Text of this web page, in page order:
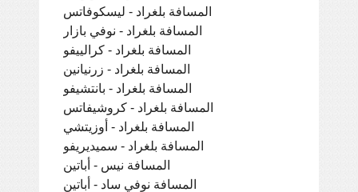
المسافة بلغراد - ليسكوفاتس
المسافة بلغراد - نوفي بازار
المسافة بلغراد - كرالييفو
المسافة بلغراد - زرنيانين
المسافة بلغراد - بانتشيفو
المسافة بلغراد - كروشيفاتس
المسافة بلغراد - أوزيتشي
المسافة بلغراد - سميديريفو
المسافة نيس - أباتين
المسافة نوفي ساد - أباتين